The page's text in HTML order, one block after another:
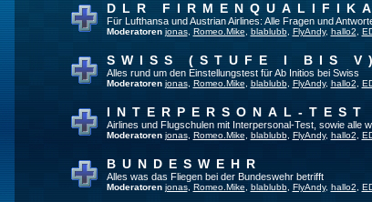
DLR
Für Lufthansa und Austrian Airlines: Alle Fragen und
Moderatoren jonas, Romeo.Mike blablubb, FlyAndy, hallo2
SWISS (STUFE I BIS V)
Alles rund um den Einstellungstest für Ab Initios bei Swiss
Moderatoren jonas, Romeo.Mike blablubb, FlyAndy, hallo2
INTERPERSONAL-TEST
Airlines und Flugschulen mit Interpersonal-Test, sowie alle
Moderatoren jonas, Romeo.Mike blablubb, FlyAndy, hallo2
BUNDESWEHR
Alles was das Fliegen bei der Bundeswehr betrifft
Moderatoren jonas, Romeo.Mike blablubb, FlyAndy, hallo2